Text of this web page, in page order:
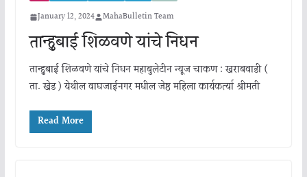
January 12, 2024 MahaBulletin Team
तान्हुबाई शिळवणे यांचे निधन
तान्हुबाई शिळवणे यांचे निधन महाबुलेटीन न्यूज चाकण : खराबवाडी (
ता. खेड ) येथील वाघजाईनगर मधील जेष्ठ महिला कार्यकर्त्या श्रीमती
Read More